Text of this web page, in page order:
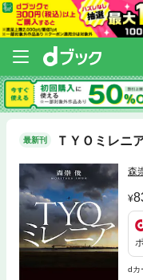
最新刊 ＴＹＯミレニ
森
dカ